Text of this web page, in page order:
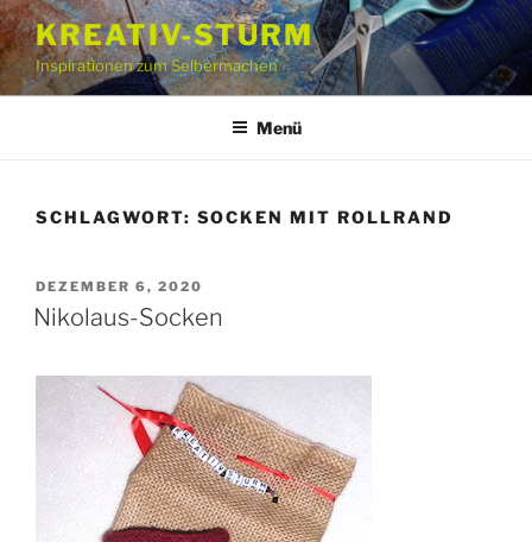
Zum
Inhalt
springen
KREATIV-STURM
Inspirationen zum Selbermachen
Menü
SCHLAGWORT: SOCKEN MIT ROLLRAND
VERÖFFENTLICHT
AM
DEZEMBER 6, 2020
Nikolaus-Socken